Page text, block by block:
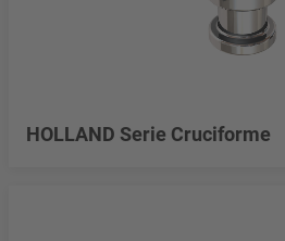
HOLLAND Serie Cruciforme